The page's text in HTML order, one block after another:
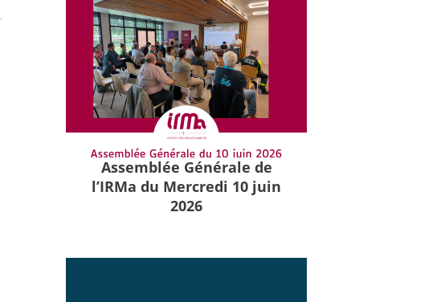
Assemblée Générale de
l’IRMa du Mercredi 10 juin
2026